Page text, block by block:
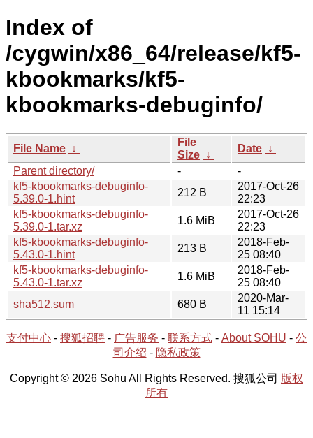
Index of
/cygwin/x86_64/release/kf5-
kbookmarks/kf5-
kbookmarks-debuginfo/
File Name ↓
File
Size ↓
Date ↓
Parent directory/
-
-
kf5-kbookmarks-debuginfo-
5.39.0-1.hint
212 B
2017-Oct-26
22:23
kf5-kbookmarks-debuginfo-
5.39.0-1.tar.xz
1.6 MiB
2017-Oct-26
22:23
kf5-kbookmarks-debuginfo-
5.43.0-1.hint
213 B
2018-Feb-
25 08:40
kf5-kbookmarks-debuginfo-
5.43.0-1.tar.xz
1.6 MiB
2018-Feb-
25 08:40
sha512.sum
680 B
2020-Mar-
11 15:14
支付中心 - 搜狐招聘 - 广告服务 - 联系方式 - About SOHU - 公
司介绍 - 隐私政策
Copyright © 2026 Sohu All Rights Reserved. 搜狐公司 版权
所有